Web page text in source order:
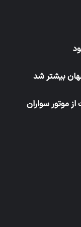
موتور سواران